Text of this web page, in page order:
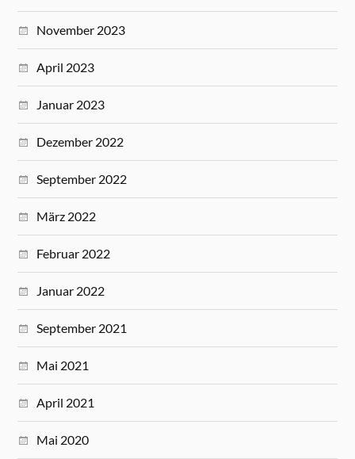
November 2023
April 2023
Januar 2023
Dezember 2022
September 2022
März 2022
Februar 2022
Januar 2022
September 2021
Mai 2021
April 2021
Mai 2020